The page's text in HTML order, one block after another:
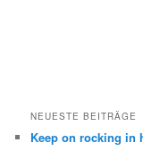
NEUESTE BEITRÄGE
Keep on rocking in